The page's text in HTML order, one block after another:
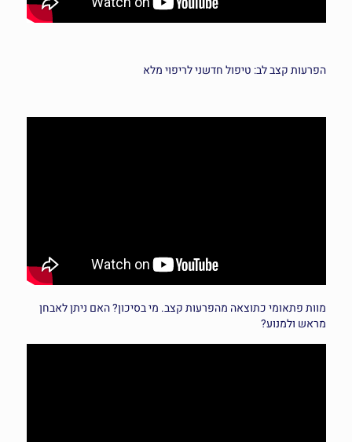
הפרעות קצבלב: טיפול חדשני לריפוי מלא
מוות פתאומי כתוצאה מהפרעות קצב. מי בסיכון? האם ניתן לאבחן
מראש ולמנוע?